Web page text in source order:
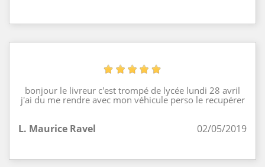
bonjour le livreur c'est trompé de lycée lundi 28 avril
j'ai du me rendre avec mon véhicule perso le recupérer
L. Maurice Ravel 02/05/2019